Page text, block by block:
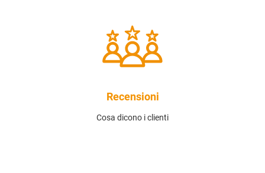
Recensioni
Cosa dicono i clienti